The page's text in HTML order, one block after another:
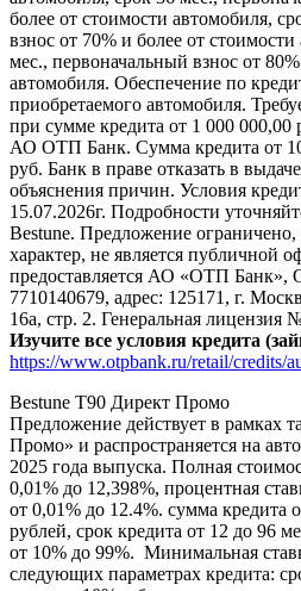
более от стоимости автомобиля,
взнос от 70% и более от
мес., первоначальный взнос от
автомобиля. Обеспечение по
приобретаемого автомобиля.
при сумме кредита от 1 000 000,00
АО ОТП Банк. Сумма кредита от
руб. Банк в праве отказать в
объяснения причин. Условия
15.07.2026г. Подробности
Bestune. Предложение
характер, не является публичной
предоставляется АО «ОТП
7710140679, адрес: 125171, г.
16а, стр. 2. Генеральная лицензия
Изучите все условия кредита
https://www.otpbank.ru/retail/credits/
Bestune T90 Директ Промо
Предложение действует в рамках
Промо» и распространяется на
2025 года выпуска. Полная
0,01% до 12,398%, процентная
от 0,01% до 12.4%. сумма кредита
рублей, срок кредита от 12 до 96
от 10% до 99%. Минимальная
следующих параметрах кредита: